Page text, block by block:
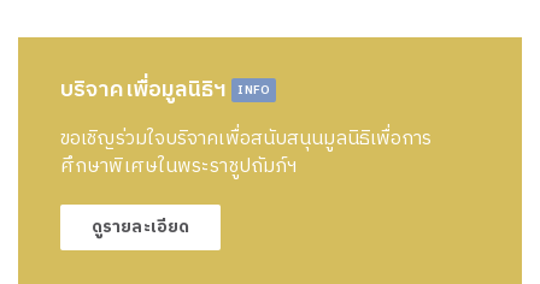
บริจาคเพื่อมูลนิธิฯ INFO
ขอเชิญร่วมใจบริจาคเพื่อสนับสนุนมูลนิธิเพื่อการ
ศึกษาพิเศษในพระราชูปถัมภ์ฯ
ดูรายละเอียด